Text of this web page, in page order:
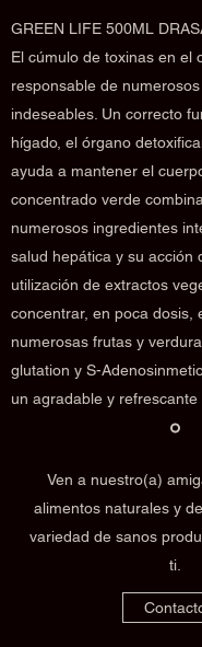
Ven a nuestro(a)
alimentos naturales y
variedad de sanos
ti.
GREEN LIFE 500ML
El cúmulo de toxinas en el
responsable de
indeseables. Un correcto
hígado, el órgano
ayuda a mantener el
concentrado verde
numerosos ingredientes
salud hepática y su acción
utilización de extractos
concentrar, en poca dosis,
numerosas frutas y
glutation y S-
un agradable y